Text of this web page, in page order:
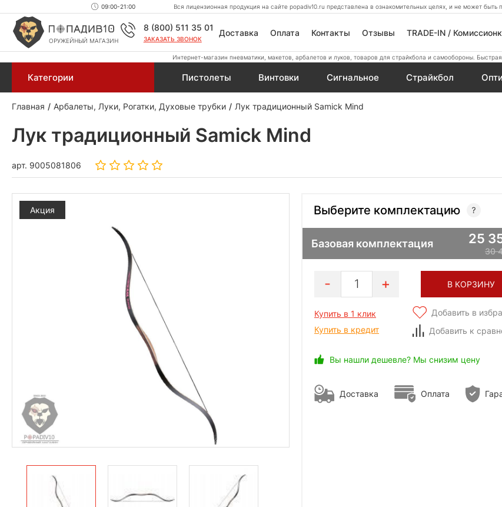
09:00-21:00 Вся лицензионная продукция на сайте popadiv10.ru представлена в ознакомительных целях, и не может быть
ОРУЖЕЙНЫЙ МАГАЗИН
8 (800) 511 35 01
ЗАКАЗАТЬ ЗВОНОК
Доставка Оплата Контакты Отзывы TRADE-IN /
Интернет-магазин пневматики, макетов, арбалетов и луков, товаров для страйкбола и самообороны.
Категории Пистолеты Винтовки Сигнальное Страйкбол
Главная Арбалеты, Луки, Рогатки, Духовые трубки Лук традиционный Samick Mind
Лук традиционный Samick Mind
арт. 9005081806
Акция Выберите комплектацию
Базовая комплектация 25
30
1 В КОРЗИНУ
Купить в 1 клик
Купить в кредит
Добавить в
Добавить к
Вы нашли дешевле? Мы снизим цену
Доставка Оплата